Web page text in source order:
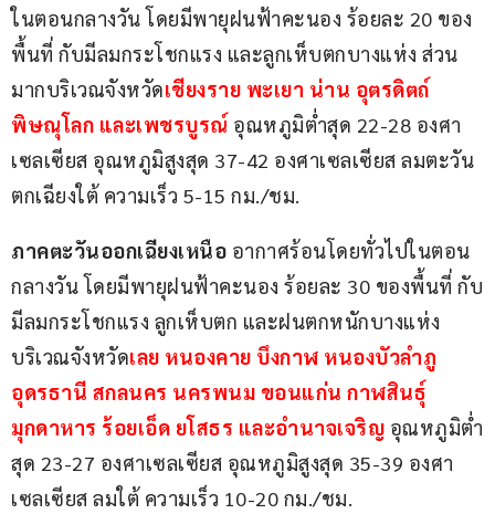
ในตอนกลางวัน โดยมีพายุฝนฟ้าคะนอง ร้อยละ 20 ของ
พื้นที่ กับมีลมกระโชกแรง และลูกเห็บตกบางแห่ง ส่วน
มากบริเวณจังหวัดเชียงราย พะเยา น่าน อุตรดิตถ์
พิษณุโลก และเพชรบูรณ์ อุณหภูมิต่ำสุด 22-28 องศา
เซลเซียส อุณหภูมิสูงสุด 37-42 องศาเซลเซียส ลมตะวัน
ตกเฉียงใต้ ความเร็ว 5-15 กม./ชม.
ภาคตะวันออกเฉียงเหนือ อากาศร้อนโดยทั่วไปในตอน
กลางวัน โดยมีพายุฝนฟ้าคะนอง ร้อยละ 30 ของพื้นที่ กับ
มีลมกระโชกแรง ลูกเห็บตก และฝนตกหนักบางแห่ง
บริเวณจังหวัดเลย หนองคาย บึงกาฬ หนองบัวลำภู
อุดรธานี สกลนคร นครพนม ขอนแก่น กาฬสินธุ์
มุกดาหาร ร้อยเอ็ด ยโสธร และอำนาจเจริญ อุณหภูมิต่ำ
สุด 23-27 องศาเซลเซียส อุณหภูมิสูงสุด 35-39 องศา
เซลเซียส ลมใต้ ความเร็ว 10-20 กม./ชม.